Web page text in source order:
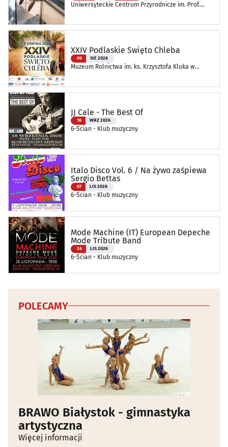
Uniwersyteckie Centrum Przyrodnicze im. Prof.
XXIV Podlaskie Święto Chleba
09 SIE 2026
Muzeum Rolnictwa im. ks. Krzysztofa Kluka w
JJ Cale - The Best Of
18 WRZ 2026
6-Ścian - Klub muzyczny
Italo Disco Vol. 6 / Na żywo zaśpiewa
Sergio Bettas
07 LIS 2026
6-Ścian - Klub muzyczny
Mode Machine (IT) European Depeche
Mode Tribute Band
26 LIS 2026
6-Ścian - Klub muzyczny
POLECAMY
BRAWO Białystok - gimnastyka
artystyczna
Więcej informacji